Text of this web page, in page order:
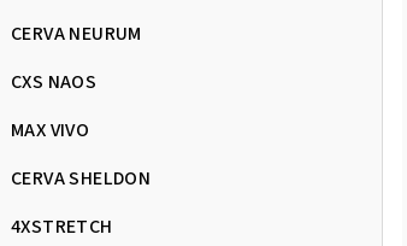
CERVA NEURUM
CXS NAOS
MAX VIVO
CERVA SHELDON
4XSTRETCH